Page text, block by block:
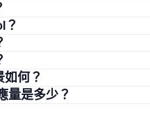
？
如何？
量是多少？